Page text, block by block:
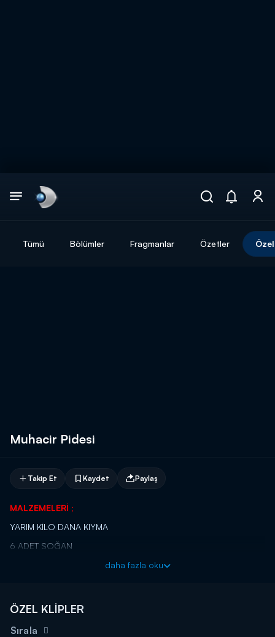
Tümü Bölümler Fragmanlar Özetler
Muhacir Pidesi
Takip Et Kaydet Paylaş
MALZEMELERİ ;
YARIM KİLO DANA KIYMA
6 ADET SOĞAN
2 YEMEK KAŞIĞI TEREYAĞ
daha fazla oku
ÖZEL KLİPLER
Sırala